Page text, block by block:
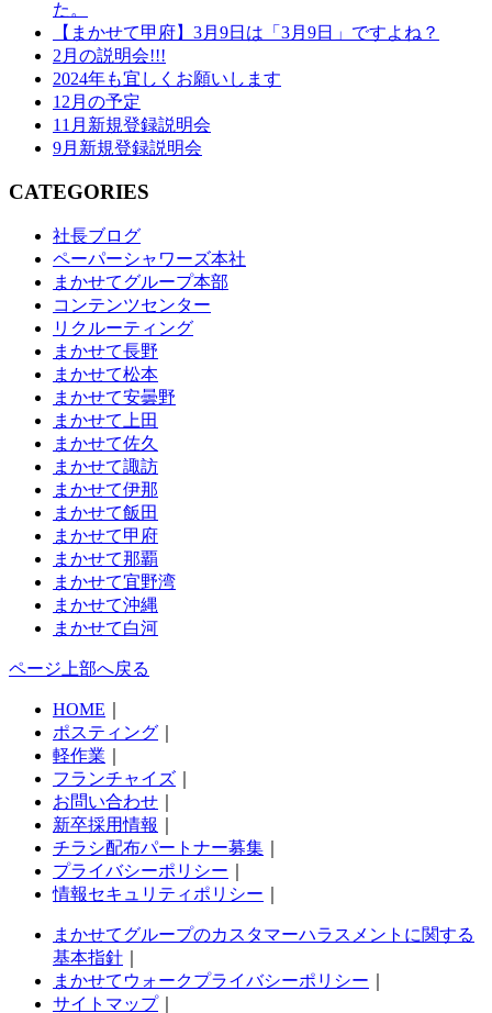
た。
【まかせて甲府】3月9日は「3月9日」ですよね？
2月の説明会!!!
2024年も宜しくお願いします
12月の予定
11月新規登録説明会
9月新規登録説明会
CATEGORIES
社長ブログ
ペーパーシャワーズ本社
まかせてグループ本部
コンテンツセンター
リクルーティング
まかせて長野
まかせて松本
まかせて安曇野
まかせて上田
まかせて佐久
まかせて諏訪
まかせて伊那
まかせて飯田
まかせて甲府
まかせて那覇
まかせて宜野湾
まかせて沖縄
まかせて白河
ページ上部へ戻る
HOME
ポスティング
軽作業
フランチャイズ
お問い合わせ
新卒採用情報
チラシ配布パートナー募集
プライバシーポリシー
情報セキュリティポリシー
まかせてグループのカスタマーハラスメントに関する
基本指針
まかせてウォークプライバシーポリシー
サイトマップ｜